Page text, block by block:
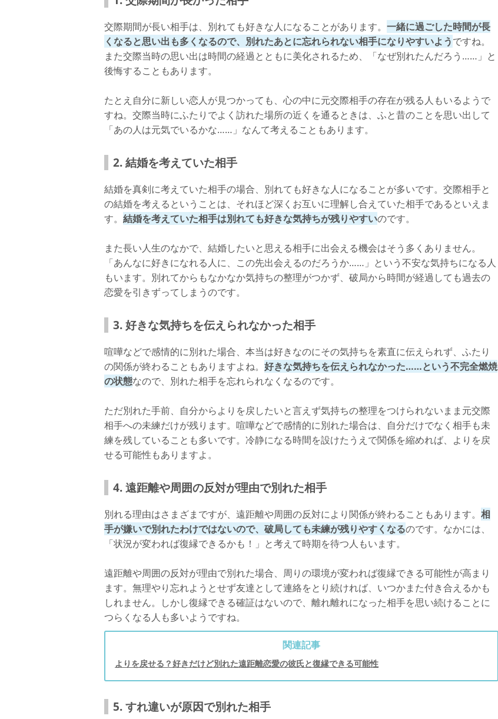
交際期間が長い相手は、別れても好きな人になることがあります。 一緒に過ごした時間が長
くなると思い出も多くなるので、別れたあとに忘れられない相手になりやすいようですね。
また交際当時の思い出は時間の経過とともに美化されるため、「なぜ別れたんだろう……」と
後悔することもあります。
たとえ自分に新しい恋人が見つかっても、心の中に元交際相手の存在が残る人もいるようで
すね。交際当時にふたりでよく訪れた場所の近くを通るときは、ふと昔のことを思い出して
「あの人は元気でいるかな……」なんて考えることもあります。
2. 結婚を考えていた相手
結婚を真剣に考えていた相手の場合、別れても好きな人になることが多いです。交際相手と
の結婚を考えるということは、それほど深くお互いに理解し合えていた相手であるといえま
す。 結婚を考えていた相手は別れても好きな気持ちが残りやすいのです。
また長い人生のなかで、結婚したいと思える相手に出会える機会はそう多くありません。
「あんなに好きになれる人に、この先出会えるのだろうか……」という不安な気持ちになる人
もいます。別れてからもなかなか気持ちの整理がつかず、破局から時間が経過しても過去の
恋愛を引きずってしまうのです。
3. 好きな気持ちを伝えられなかった相手
喧嘩などで感情的に別れた場合、本当は好きなのにその気持ちを素直に伝えられず、ふたり
の関係が終わることもありますよね。 好きな気持ちを伝えられなかった……という不完全燃焼
の状態なので、別れた相手を忘れられなくなるのです。
ただ別れた手前、自分からよりを戻したいと言えず気持ちの整理をつけられないまま元交際
相手への未練だけが残ります。喧嘩などで感情的に別れた場合は、自分だけでなく相手も未
練を残していることも多いです。冷静になる時間を設けたうえで関係を縮めれば、よりを戻
せる可能性もありますよ。
4. 遠距離や周囲の反対が理由で別れた相手
別れる理由はさまざまですが、遠距離や周囲の反対により関係が終わることもあります。 相
手が嫌いで別れたわけではないので、破局しても未練が残りやすくなるのです。なかには、
「状況が変われば復縁できるかも！」と考えて時期を待つ人もいます。
遠距離や周囲の反対が理由で別れた場合、周りの環境が変われば復縁できる可能性が高まり
ます。無理やり忘れようとせず友達として連絡をとり続ければ、いつかまた付き合えるかも
しれません。しかし復縁できる確証はないので、離れ離れになった相手を思い続けることに
つらくなる人も多いようですね。
関連記事
よりを戻せる？好きだけど別れた遠距離恋愛の彼氏と復縁できる可能性
5. すれ違いが原因で別れた相手